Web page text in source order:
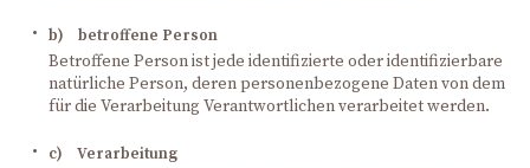
b) betroffene Person
Betroffene Person ist jede identifizierte oder identifizierbare
natürliche Person, deren personenbezogene Daten von dem
für die Verarbeitung Verantwortlichen verarbeitet werden.
c) Verarbeitung